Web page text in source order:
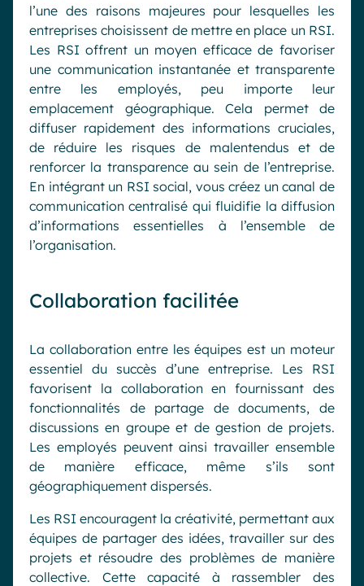
l’une des raisons majeures pour lesquelles les
entreprises choisissent de mettre en place un RSI.
Les RSI offrent un moyen efficace de favoriser
une communication instantanée et transparente
entre les employés, peu importe leur
emplacement géographique. Cela permet de
diffuser rapidement des informations cruciales,
de réduire les risques de malentendus et de
renforcer la transparence au sein de l’entreprise.
En intégrant un RSI social, vous créez un canal de
communication centralisé qui fluidifie la diffusion
d’informations essentielles à l’ensemble de
l’organisation.
Collaboration facilitée
La collaboration entre les équipes est un moteur
essentiel du succès d’une entreprise. Les RSI
favorisent la collaboration en fournissant des
fonctionnalités de partage de documents, de
discussions en groupe et de gestion de projets.
Les employés peuvent ainsi travailler ensemble
de manière efficace, même s’ils sont
géographiquement dispersés.
Les RSI encouragent la créativité, permettant aux
équipes de partager des idées, travailler sur des
projets et résoudre des problèmes de manière
collective. Cette capacité à rassembler des